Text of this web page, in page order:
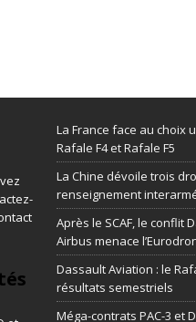
La France face au choix
Rafale F4 et Rafale F5
La Chine dévoile trois
renseignement
Après le SCAF, le conflit
Airbus menace
Dassault Aviation : le
résultats semestriels
Méga-contrats PAC-3 et